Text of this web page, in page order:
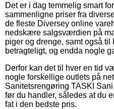
Det er i dag temmelig smart
sammenligne priser fra
de fleste Diversey online
nedskære salgsværdien på
piger og drenge, samt også
betragteligt, og endda nogle
Derfor kan det til hver en tid
nogle forskellige outlets på
Sanitetsrengøring TASKI
før du handler, således at du
fat i den bedste pris.